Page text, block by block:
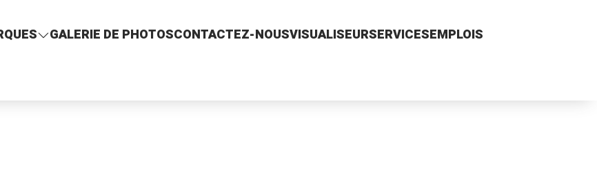
GALERIE DE PHOTOSCONTACTEZ-NOUSVISUALISEURSERVICESEMPLOIS